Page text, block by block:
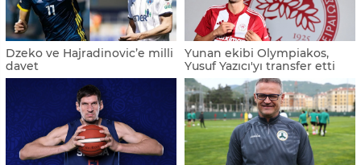
Dzeko ve Hajradinovic’e milli
davet
Yunan ekibi Olympiakos,
Yusuf Yazıcı'yı transfer etti